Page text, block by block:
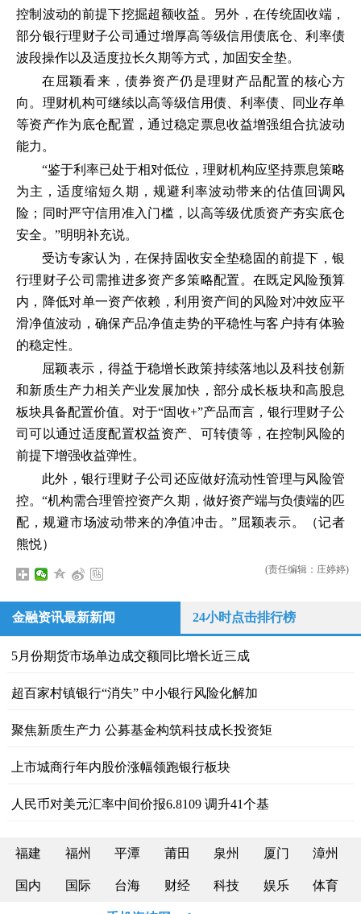
控制波动的前提下挖掘超额收益。另外，在传统固收端，
部分银行理财子公司通过增厚高等级信用债底仓、利率债
波段操作以及适度拉长久期等方式，加固安全垫。
在屈颖看来，债券资产仍是理财产品配置的核心方
向。理财机构可继续以高等级信用债、利率债、同业存单
等资产作为底仓配置，通过稳定票息收益增强组合抗波动
能力。
“鉴于利率已处于相对低位，理财机构应坚持票息策略
为主，适度缩短久期，规避利率波动带来的估值回调风
险；同时严守信用准入门槛，以高等级优质资产夯实底仓
安全。”明明补充说。
受访专家认为，在保持固收安全垫稳固的前提下，银
行理财子公司需推进多资产多策略配置。在既定风险预算
内，降低对单一资产依赖，利用资产间的风险对冲效应平
滑净值波动，确保产品净值走势的平稳性与客户持有体验
的稳定性。
屈颖表示，得益于稳增长政策持续落地以及科技创新
和新质生产力相关产业发展加快，部分成长板块和高股息
板块具备配置价值。对于“固收+”产品而言，银行理财子公
司可以通过适度配置权益资产、可转债等，在控制风险的
前提下增强收益弹性。
此外，银行理财子公司还应做好流动性管理与风险管
控。“机构需合理管控资产久期，做好资产端与负债端的匹
配，规避市场波动带来的净值冲击。”屈颖表示。（记者
熊悦）
(责任编辑：庄婷婷)
金融资讯最新新闻 24小时点击排行榜
5月份期货市场单边成交额同比增长近三成
超百家村镇银行“消失” 中小银行风险化解加
聚焦新质生产力 公募基金构筑科技成长投资矩
上市城商行年内股价涨幅领跑银行板块
人民币对美元汇率中间价报6.8109 调升41个基
福建 福州 平潭 莆田 泉州 厦门 漳州
国内 国际 台海 财经 科技 娱乐 体育